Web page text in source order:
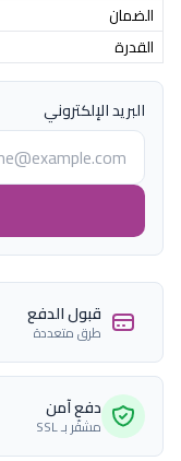
الضمان
القدرة
البريد الإلكتروني
قبول الدفع
طرق متعددة
دفع آمن
مشفّر بـ SSL